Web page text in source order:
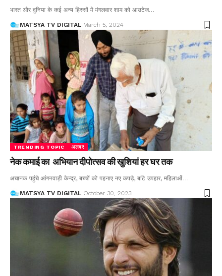
भारत और दुनिया के कई अन्य हिस्सों में मंगलवार शाम को आउटेज…
MATSYA TV DIGITAL March 5, 2024
TRENDING TOPIC अलवर
नेक कमाई का अभियान दीपोत्सव की खुशियां हर घर तक
अचानक पहुंचे आंगनवाड़ी केन्द्र, बच्चों को पहनाए नए कपड़े, बांटे उपहार, महिलाओं…
MATSYA TV DIGITAL October 30, 2023